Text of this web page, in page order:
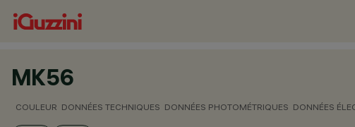
MK56
COULEUR DONNÉES TECHNIQUES DONNÉES PHOTOMÉTRIQUES DONNÉES